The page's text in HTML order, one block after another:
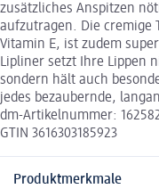
zusätzliches Anspitzen
aufzutragen. Die cremige
Vitamin E, ist zudem
Lipliner setzt Ihre Lippen
sondern hält auch
jedes bezaubernde,
dm-Artikelnummer:
GTIN 3616303185923
Produktmerkmale